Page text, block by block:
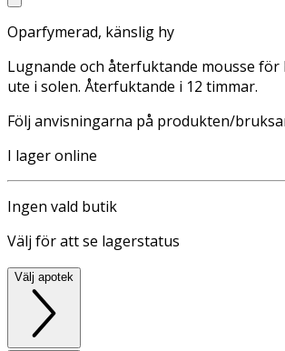
Oparfymerad, känslig hy
Lugnande och återfuktande mousse för
ute i solen. Återfuktande i 12 timmar.
Följ anvisningarna på produkten/
I lager online
Ingen vald butik
Välj för att se lagerstatus
Välj apotek